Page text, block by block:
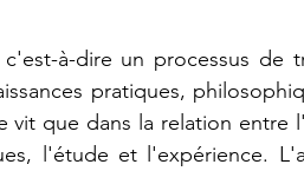
à-dire un processus de
pratiques,
vit que dans la relation entre
l'étude et l'expérience.